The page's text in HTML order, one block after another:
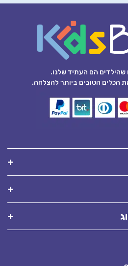
שהילדים הם העתיד שלנו.
הכלים הטובים ביותר להצלחה.